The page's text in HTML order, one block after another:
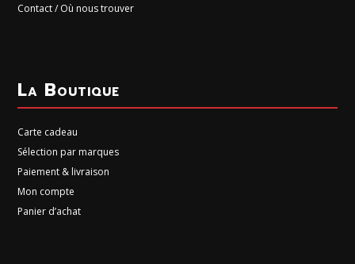
Contact / Où nous trouver
La Boutique
Carte cadeau
Sélection par marques
Paiement & livraison
Mon compte
Panier d’achat